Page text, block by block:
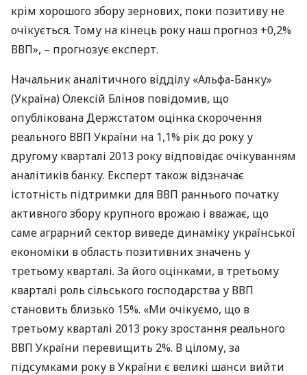
крім хорошого збору зернових, поки позитиву не
очікується. Тому на кінець року наш прогноз +0,2%
ВВП», – прогнозує експерт.
Начальник аналітичного відділу «Альфа-Банку»
(Україна) Олексій Блінов повідомив, що
опублікована Держстатом оцінка скорочення
реального ВВП України на 1,1% рік до року у
другому кварталі 2013 року відповідає очікуванням
аналітиків банку. Експерт також відзначає
істотність підтримки для ВВП раннього початку
активного збору крупного врожаю і вважає, що
саме аграрний сектор виведе динаміку української
економіки в область позитивних значень у
третьому кварталі. За його оцінками, в третьому
кварталі роль сільського господарства у ВВП
становить близько 15%. «Ми очікуємо, що в
третьому кварталі 2013 року зростання реального
ВВП України перевищить 2%. В цілому, за
підсумками року в України є великі шанси вийти